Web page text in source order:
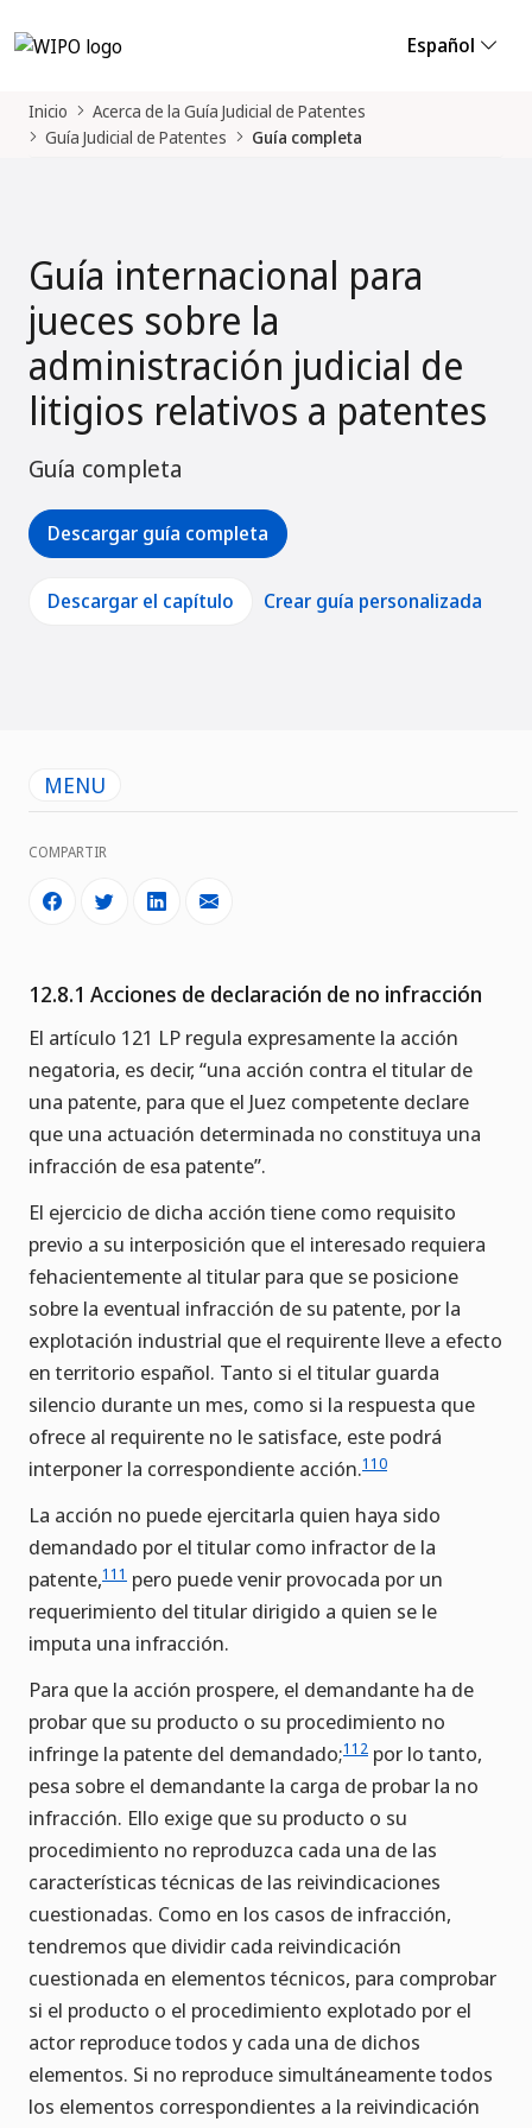
Español
Inicio
Acerca de la Guía Judicial de Patentes
Guía Judicial de Patentes
Guía completa
Guía internacional para
jueces sobre la
administración judicial de
litigios relativos a patentes
Guía completa
Descargar guía completa
Descargar el capítulo Crear guía personalizada
MENU
COMPARTIR
12.8.1 Acciones de declaración de no infracción
El artículo 121 LP regula expresamente la acción
negatoria, es decir, “una acción contra el titular de
una patente, para que el Juez competente declare
que una actuación determinada no constituya una
infracción de esa patente”.
El ejercicio de dicha acción tiene como requisito
previo a su interposición que el interesado requiera
fehacientemente al titular para que se posicione
sobre la eventual infracción de su patente, por la
explotación industrial que el requirente lleve a efecto
en territorio español. Tanto si el titular guarda
silencio durante un mes, como si la respuesta que
ofrece al requirente no le satisface, este podrá
interponer la correspondiente acción.110
La acción no puede ejercitarla quien haya sido
demandado por el titular como infractor de la
patente,111 pero puede venir provocada por un
requerimiento del titular dirigido a quien se le
imputa una infracción.
Para que la acción prospere, el demandante ha de
probar que su producto o su procedimiento no
infringe la patente del demandado;112 por lo tanto,
pesa sobre el demandante la carga de probar la no
infracción. Ello exige que su producto o su
procedimiento no reproduzca cada una de las
características técnicas de las reivindicaciones
cuestionadas. Como en los casos de infracción,
tendremos que dividir cada reivindicación
cuestionada en elementos técnicos, para comprobar
si el producto o el procedimiento explotado por el
actor reproduce todos y cada una de dichos
elementos. Si no reproduce simultáneamente todos
los elementos correspondientes a la reivindicación